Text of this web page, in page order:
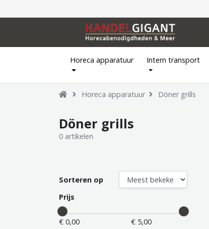
Horeca apparatuur Intern transport
Horeca apparatuur Döner grills
Döner grills
0 artikelen
Sorteren op
Prijs
€ 0,00 € 5,00